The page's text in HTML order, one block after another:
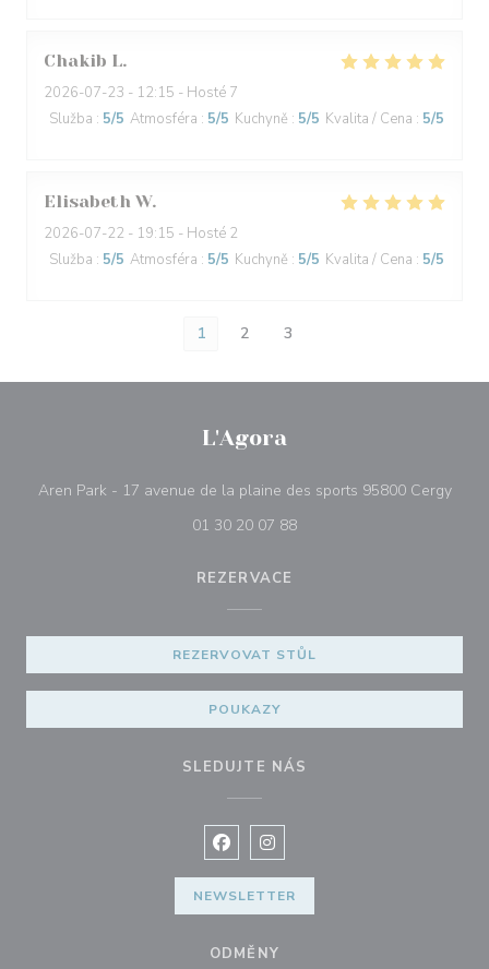
Chakib L
2026-07-23 - 12:15 - Hosté 7
Služba : 5/5 Atmosféra : 5/5 Kuchyně : 5/5 Kvalita / Cena : 5/5
Elisabeth W
2026-07-22 - 19:15 - Hosté 2
Služba : 5/5 Atmosféra : 5/5 Kuchyně : 5/5 Kvalita / Cena : 5/5
1 2 3
L'Agora
Aren Park - 17 avenue de la plaine des sports 95800 Cergy
01 30 20 07 88
REZERVACE
REZERVOVAT STŮL
POUKAZY
SLEDUJTE NÁS
Facebook ((otevře se v novém
Instagram ((otevře se v
NEWSLETTER
ODMĚNY